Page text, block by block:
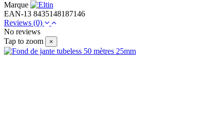
Marque
EAN-13 8435148187146
Reviews (0)
No reviews
Tap to zoom
×